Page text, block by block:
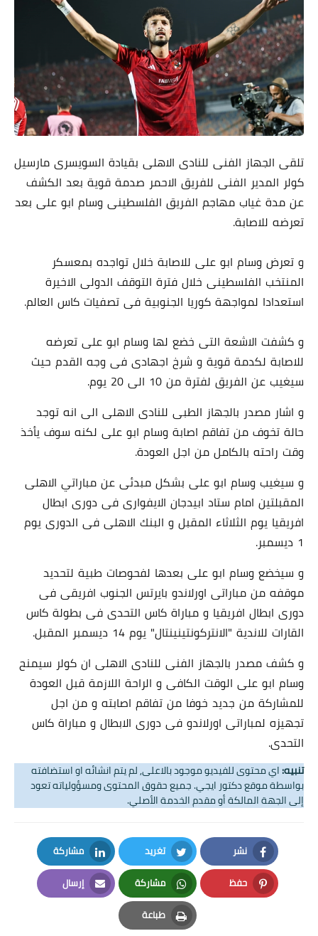
تلقى الجهاز الفنى للنادى الاهلى بقيادة السويسرى مارسيل
كولر المدير الفنى للفريق الاحمر صدمة قوية بعد الكشف
عن مدة غياب مهاجم الفريق الفلسطينى وسام ابو على بعد
تعرضه للاصابة.
و تعرض وسام ابو على للاصابة خلال تواجده بمعسكر
المنتخب الفلسطينى خلال فترة التوقف الدولى الاخيرة
استعدادا لمواجهة كوريا الجنوبية فى تصفيات كاس العالم.
و كشفت الاشعة التى خضع لها وسام ابو على تعرضه
للاصابة لكدمة قوية و شرخ اجهادى فى وجه القدم حيث
سيغيب عن الفريق لفترة من 10 الى 20 يوم.
و اشار مصدر بالجهاز الطبى للنادى الاهلى الى انه توجد
حالة تخوف من تفاقم اصابة وسام ابو على لكنه سوف يأخذ
وقت راحته بالكامل من اجل العودة.
و سيغيب وسام ابو على بشكل مبدئى عن مباراتي الاهلى
المقبلتين امام ستاد ابيدجان الايفوارى فى دورى ابطال
افريقيا يوم الثلاثاء المقبل و البنك الاهلى فى الدورى يوم
1 ديسمبر.
و سيخضع وسام ابو على بعدها لفحوصات طبية لتحديد
موقفه من مباراتى اورلاندو بايرتس الجنوب افريقى فى
دورى ابطال افريقيا و مباراة كاس التحدى فى بطولة كاس
القارات للاندية "الانتركونتينينتال" يوم 14 ديسمبر المقبل.
و كشف مصدر بالجهاز الفنى للنادى الاهلى ان كولر سيمنح
وسام ابو على الوقت الكافى و الراحة اللازمة قبل العودة
للمشاركة من جديد خوفا من تفاقم اصابته و من اجل
تجهيزه لمباراتى اورلاندو فى دورى الابطال و مباراة كاس
التحدى.
تنبيه:اي محتوى للفيديو موجود بالاعلى, لم يتم انشائه او استضافته
بواسطة موقع دكتور ايجي. جميع حقوق المحتوى ومسؤولياته تعود
إلى الجهة المالكة أو مقدم الخدمة الأصلي.
نشر
Facebook
تغريد
Twitter
مشاركة
LinkedIn
حفظ
Pinterest
مشاركة
Whatsapp
إرسال
Email
طباعة